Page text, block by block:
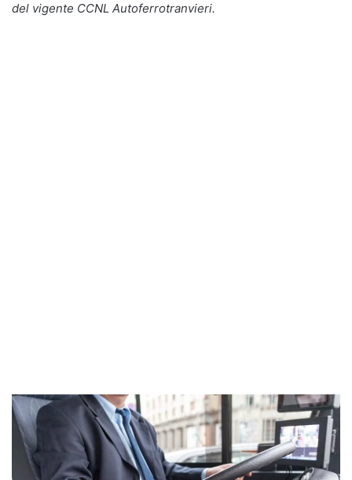
del vigente CCNL Autoferrotranvieri.